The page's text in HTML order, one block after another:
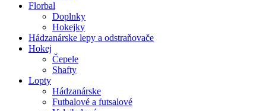
Florbal
Doplnky
Hokejky
Hádzanárske lepy a odstraňovače
Hokej
Čepele
Shafty
Lopty
Hádzanárske
Futbalové a futsalové